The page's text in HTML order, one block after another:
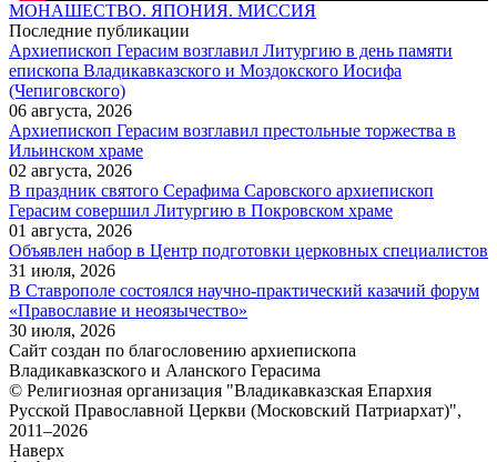
МОНАШЕСТВО. ЯПОНИЯ. МИССИЯ
Последние публикации
Архиепископ Герасим возглавил Литургию в день памяти
епископа Владикавказского и Моздокского Иосифа
(Чепиговского)
06 августа, 2026
Архиепископ Герасим возглавил престольные торжества в
Ильинском храме
02 августа, 2026
В праздник святого Серафима Саровского архиепископ
Герасим совершил Литургию в Покровском храме
01 августа, 2026
Объявлен набор в Центр подготовки церковных специалистов
31 июля, 2026
В Ставрополе состоялся научно-практический казачий форум
«Православие и неоязычество»
30 июля, 2026
Сайт создан по благословению архиепископа
Владикавказского и Аланского Герасима
© Религиозная организация "Владикавказская Епархия
Русской Православной Церкви (Московский Патриархат)",
2011–2026
Наверх